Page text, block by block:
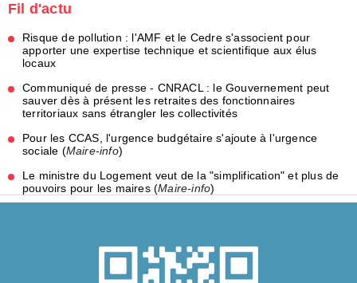
Fil d'actu
Risque de pollution : l'AMF et le Cedre s'associent pour
apporter une expertise technique et scientifique aux élus
locaux
Communiqué de presse - CNRACL : le Gouvernement peut
sauver dès à présent les retraites des fonctionnaires
territoriaux sans étrangler les collectivités
Pour les CCAS, l'urgence budgétaire s'ajoute à l'urgence
sociale (Maire-info)
Le ministre du Logement veut de la "simplification" et plus de
pouvoirs pour les maires (Maire-info)
L'AMF et la Gendarmerie nationale renforcent leur partenariat
au service des élus et des territoires